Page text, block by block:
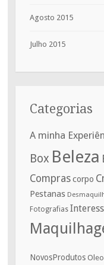
Agosto 2015
Julho 2015
Categorias
A minha
Box Beleza
Comprascorpo
Pestanas
Fotografias
NovosProdutos